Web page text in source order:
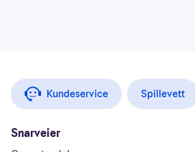
Kundeservice Spillevett
Snarveier